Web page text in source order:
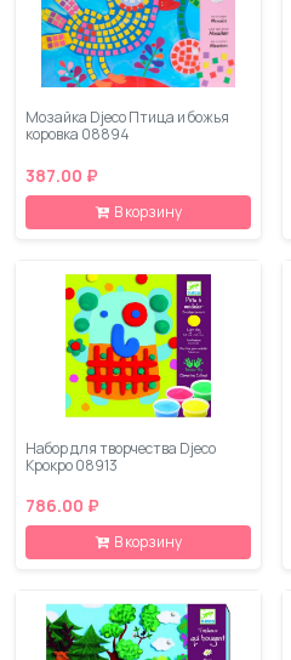
Мозайка Djeco Птица и божья
коровка 08894
387.00 ₽
В корзину
Набор для творчества Djeco
Крокро 08913
786.00 ₽
В корзину